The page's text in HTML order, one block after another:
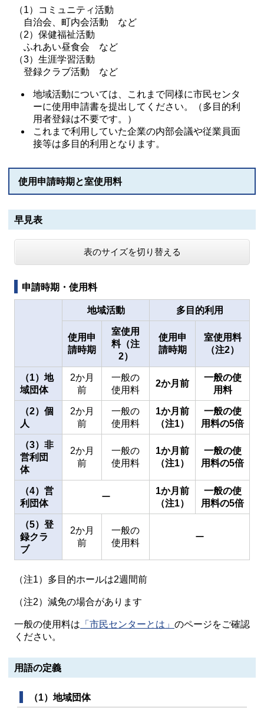
（1）コミュニティ活動
自治会、町内会活動 など
（2）保健福祉活動
ふれあい昼食会 など
（3）生涯学習活動
登録クラブ活動 など
地域活動については、これまで同様に市民センタ
ーに使用申請書を提出してください。（多目的利
用者登録は不要です。）
これまで利用していた企業の内部会議や従業員面
接等は多目的利用となります。
使用申請時期と室使用料
早見表
表のサイズを切り替える
申請時期・使用料
地域活動 多目的利用
使用申
請時期
室使用
料（注
2）
使用申
請時期
室使用料
（注2）
（1）地
域団体
2か月
前
一般の
使用料
2か月前
一般の使
用料
（2）個
人
2か月
前
一般の
使用料
1か月前
（注1）
一般の使
用料の5倍
（3）非
営利団
体
2か月
前
一般の
使用料
1か月前
（注1）
一般の使
用料の5倍
（4）営
利団体
ー
1か月前
（注1）
一般の使
用料の5倍
（5）登
録クラ
ブ
2か月
前
一般の
使用料
ー
（注1）多目的ホールは2週間前
（注2）減免の場合があります
一般の使用料は 「市民センターとは」 のページをご確認
ください。
用語の定義
（1）地域団体